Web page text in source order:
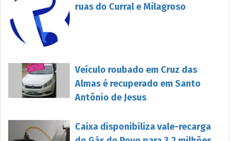
ruas do Curral e Milagroso
Veículo roubado em Cruz das
Almas é recuperado em Santo
Antônio de Jesus
Caixa disponibiliza vale-recarga